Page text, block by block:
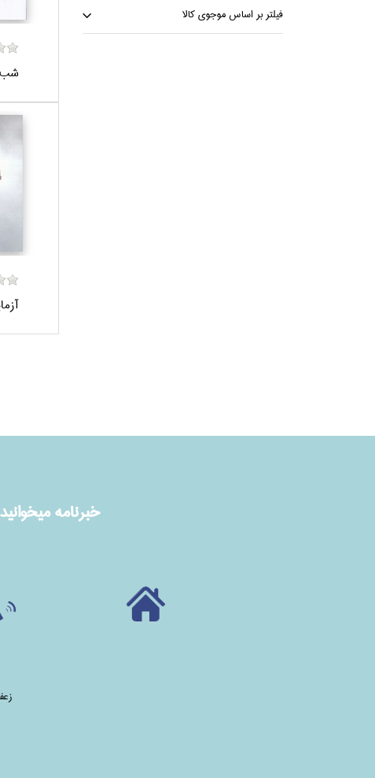
فيلتر بر اساس موجوي كالا
شب
خبرنامه